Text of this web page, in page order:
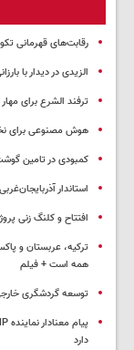
رقابت‌های قهرمانی
الزیدی در دیدار با
ترفند الشرع برای
هوش مصنوعی برای
کمبودی در تامین
استاندار
افتتاح و کلنگ زنی
ترکیه، عربستان و
همه است + فیلم
توسعه گردشگری
دارد